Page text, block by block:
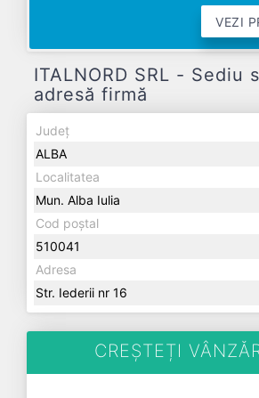
VEZI
ITALNORD SRL - Sediu
adresă firmă
Județ
ALBA
Localitatea
Mun. Alba Iulia
Cod poștal
510041
Adresa
Str. Iederii nr 16
CREȘTEȚI